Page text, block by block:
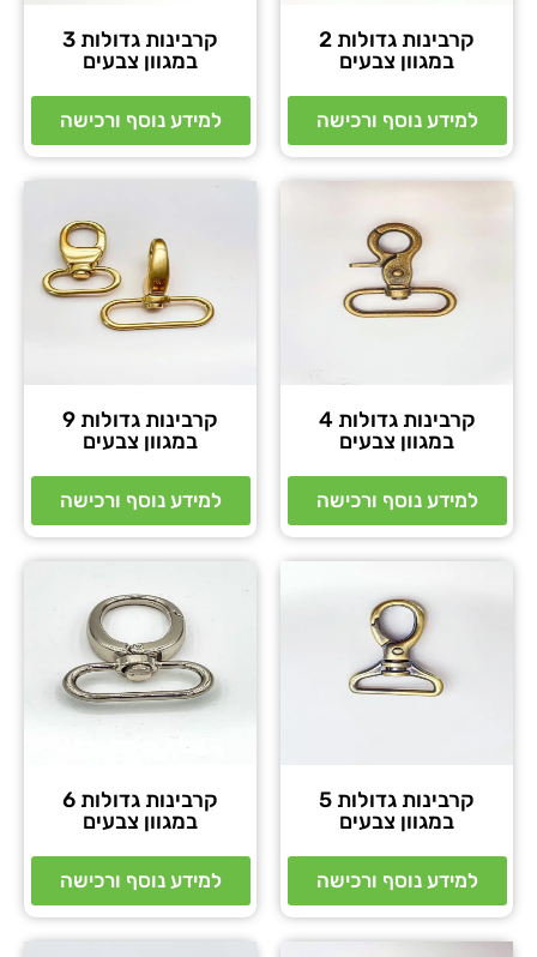
קרבינות גדולות 2
במגוון צבעים
למידע נוסף ורכישה
קרבינות גדולות 3
במגוון צבעים
למידע נוסף ורכישה
קרבינות גדולות 4
במגוון צבעים
למידע נוסף ורכישה
קרבינות גדולות 9
במגוון צבעים
למידע נוסף ורכישה
קרבינות גדולות 5
במגוון צבעים
למידע נוסף ורכישה
קרבינות גדולות 6
במגוון צבעים
למידע נוסף ורכישה